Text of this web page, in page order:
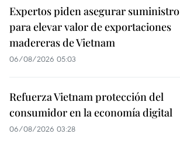
Expertos piden asegurar suministro
para elevar valor de exportaciones
madereras de Vietnam
06/08/2026 05:03
Refuerza Vietnam protección del
consumidor en la economía digital
06/08/2026 03:28